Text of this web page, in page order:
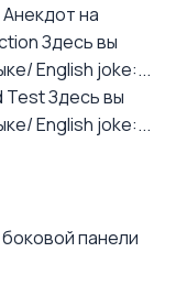
Анекдот на
Здесь вы
English joke:...
TestЗдесь вы
English joke:...